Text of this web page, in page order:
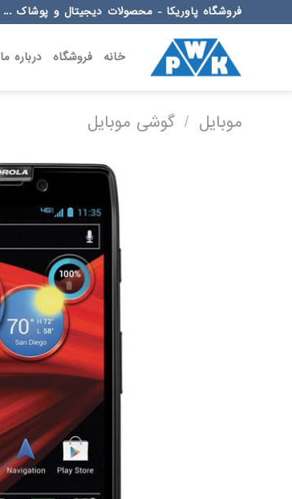
to
فروشگاه پاوریکا - محصولات دیجیتال و پوشاک ...
خانه فروشگاه درباره ما
موبایل / گوشی موبایل